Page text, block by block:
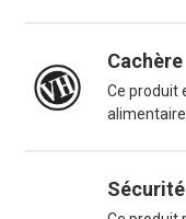
Cachère
Ce produit